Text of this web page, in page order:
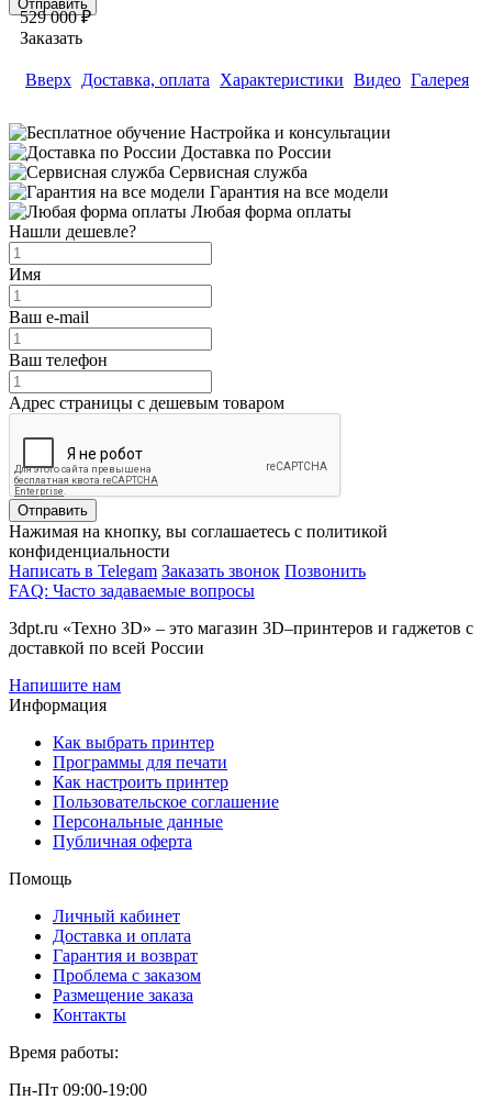
529 000 ₽
Заказать
Вверх Доставка, оплата Характеристики Видео Галерея
Настройка и консультации
Доставка по России
Сервисная служба
Гарантия на все модели
Любая форма оплаты
Нашли дешевле?
Имя
Ваш e-mail
Ваш телефон
Адрес страницы с дешевым товаром
Отправить
Нажимая на кнопку, вы соглашаетесь с политикой
конфиденциальности
Написать в Telegam Заказать звонок Позвонить
FAQ: Часто задаваемые вопросы
3dpt.ru «Техно 3D» – это магазин 3D–принтеров и гаджетов с
доставкой по всей России
Напишите нам
Информация
Как выбрать принтер
Программы для печати
Как настроить принтер
Пользовательское соглашение
Персональные данные
Публичная оферта
Помощь
Личный кабинет
Доставка и оплата
Гарантия и возврат
Проблема с заказом
Размещение заказа
Контакты
Время работы:
Пн-Пт 09:00-19:00